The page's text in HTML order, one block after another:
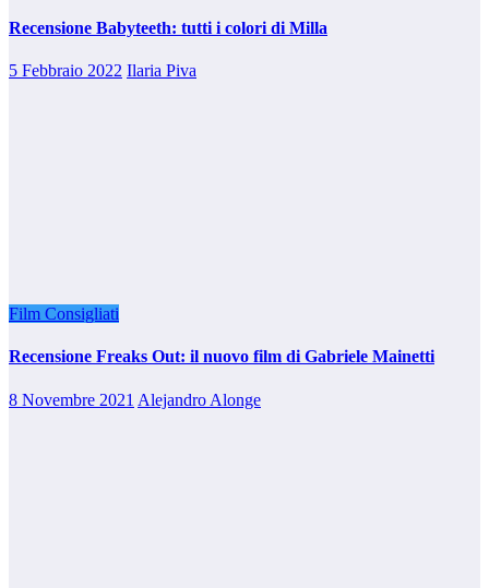
Recensione Babyteeth: tutti i colori di Milla
5 Febbraio 2022 Ilaria Piva
Film Consigliati
Recensione Freaks Out: il nuovo film di Gabriele Mainetti
8 Novembre 2021 Alejandro Alonge